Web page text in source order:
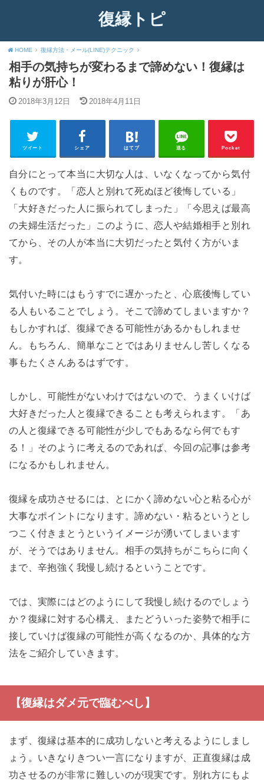
復縁トピ
HOME 復縁方法・メール(LINE)テクニック
相手の気持ちが変わるまで諦めない！復縁は
粘りが肝心！
2018年3月12日 2018年4月11日
ツイート シェア はてブ 送る Pocket
自分にとって本当に大切な人は、いなくなってから気付
くものです。「恋人と別れて死ぬほど後悔している」
「大好きだった人に振られてしまった」「今思えば最高
の夫婦生活だった」このように、恋人や結婚相手と別れ
てから、その人が本当に大切だったと気付く方がいま
す。
気付いた時にはもうすでに遅かったと、心底後悔してい
る人もいることでしょう。そこで諦めてしまいますか？
もしかすれば、復縁できる可能性があるかもしれませ
ん。もちろん、簡単なことではありませんし苦しくなる
事もたくさんあるはずです。
しかし、可能性がないわけではないので、うまくいけば
大好きだった人と復縁できることも考えられます。「あ
の人と復縁できる可能性が少しでもあるなら何でもす
る！」そのように考えるのであれば、今回の記事は参考
になるかもしれません。
復縁を成功させるには、とにかく諦めない心と粘る心が
大事なポイントになります。諦めない・粘るというとし
つこく付きまとうというイメージが湧いてしまいます
が、そうではありません。相手の気持ちがこちらに向く
まで、辛抱強く我慢し続けるということです。
では、実際にはどのようにして我慢し続けるのでしょう
か？復縁に対する心構え、またどういった姿勢で相手に
接していけば復縁の可能性が高くなるのか、具体的な方
法をご紹介していきます。
【復縁はダメ元で臨むべし】
まず、復縁は基本的に成功しないと考えるようにしまし
ょう。いきなりきつい一言になりますが、正直復縁は成
功させるのが非常に難しいのが現実です。別れ方にもよ